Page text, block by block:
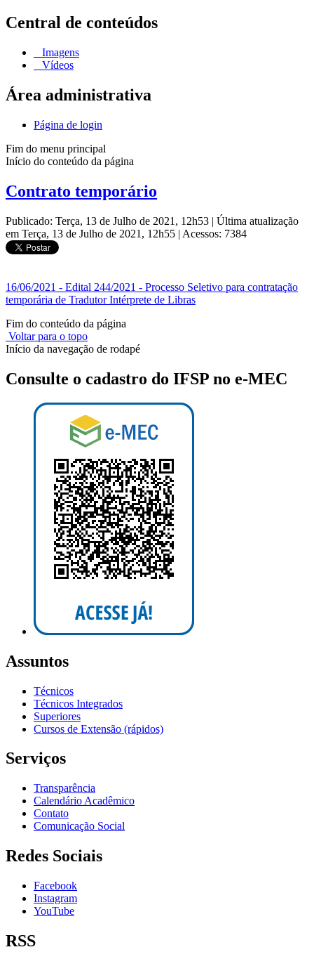
Central de conteúdos
Imagens
Vídeos
Área administrativa
Página de login
Fim do menu principal
Início do conteúdo da página
Contrato temporário
Publicado: Terça, 13 de Julho de 2021, 12h53 | Última atualização
em Terça, 13 de Julho de 2021, 12h55 | Acessos: 7384
16/06/2021 - Edital 244/2021 - Processo Seletivo para contratação
temporária de Tradutor Intérprete de Libras
Fim do conteúdo da página
Voltar para o topo
Início da navegação de rodapé
Consulte o cadastro do IFSP no e-MEC
Assuntos
Técnicos
Técnicos Integrados
Superiores
Cursos de Extensão (rápidos)
Serviços
Transparência
Calendário Acadêmico
Contato
Comunicação Social
Redes Sociais
Facebook
Instagram
YouTube
RSS